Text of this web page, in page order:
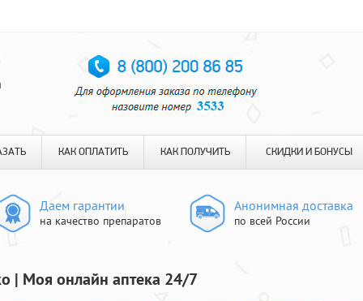
КАК ОПЛАТИТЬ КАК ПОЛУЧИТЬ СКИДКИ И БОНУСЫ
Даем гарантии
на качество препаратов
Анонимная доставка
по всей России
| Моя онлайн аптека 24/7